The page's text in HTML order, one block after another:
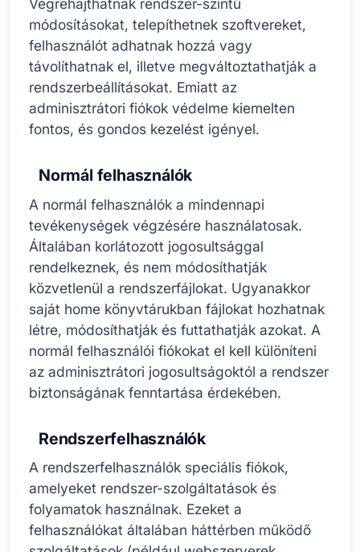
Végrehajthatnak rendszer-szintű
módosításokat, telepíthetnek szoftvereket,
felhasználót adhatnak hozzá vagy
távolíthatnak el, illetve megváltoztathatják a
rendszerbeállításokat. Emiatt az
adminisztrátori fiókok védelme kiemelten
fontos, és gondos kezelést igényel.
Normál felhasználók
A normál felhasználók a mindennapi
tevékenységek végzésére használatosak.
Általában korlátozott jogosultsággal
rendelkeznek, és nem módosíthatják
közvetlenül a rendszerfájlokat. Ugyanakkor
saját home könyvtárukban fájlokat hozhatnak
létre, módosíthatják és futtathatják azokat. A
normál felhasználói fiókokat el kell különíteni
az adminisztrátori jogosultságoktól a rendszer
biztonságának fenntartása érdekében.
Rendszerfelhasználók
A rendszerfelhasználók speciális fiókok,
amelyeket rendszer-szolgáltatások és
folyamatok használnak. Ezeket a
felhasználókat általában háttérben működő